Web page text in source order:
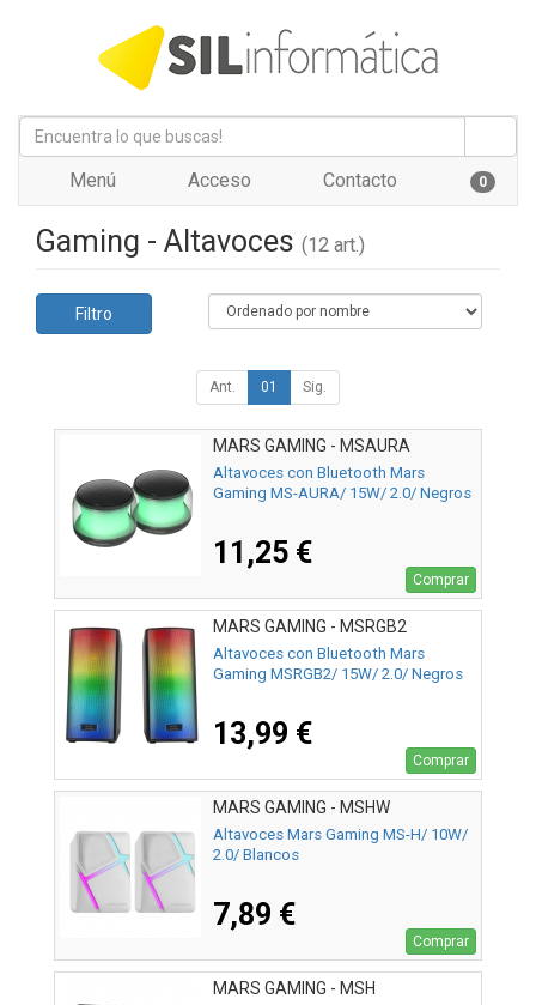
Menú Acceso Contacto 0
Gaming - Altavoces (12 art.)
Filtro
Ant. 01 Sig.
MARS GAMING - MSAURA
Altavoces con Bluetooth Mars
Gaming MS-AURA/ 15W/ 2.0/ Negros
11,25 €
Comprar
MARS GAMING - MSRGB2
Altavoces con Bluetooth Mars
Gaming MSRGB2/ 15W/ 2.0/ Negros
13,99 €
Comprar
MARS GAMING - MSHW
Altavoces Mars Gaming MS-H/ 10W/
2.0/ Blancos
7,89 €
Comprar
MARS GAMING - MSH